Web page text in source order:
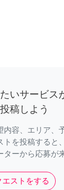
いサービス
稿しよう
内容、エリア、
トを投稿すると
ターから応募が
エストをする